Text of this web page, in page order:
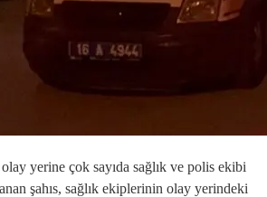
yerine çok sayıda sağlık ve polis ekibi
şahıs, sağlık ekiplerinin olay yerindeki